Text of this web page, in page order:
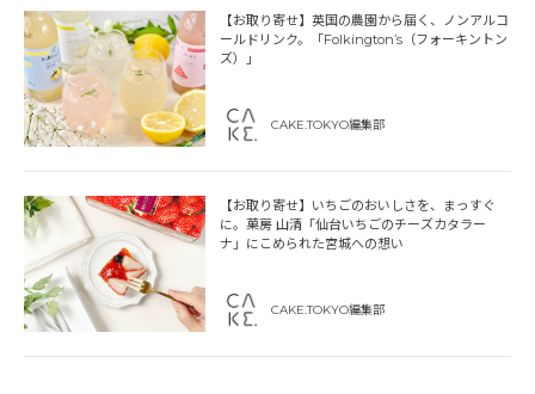
【お取り寄せ】英国の農園から届く、ノンアルコ
ールドリンク。「Folkington’s（フォーキントン
ズ）」
CAKE.TOKYO編集部
【お取り寄せ】いちごのおいしさを、まっすぐ
に。菓房 山清「仙台いちごのチーズカタラー
ナ」にこめられた宮城への想い
CAKE.TOKYO編集部